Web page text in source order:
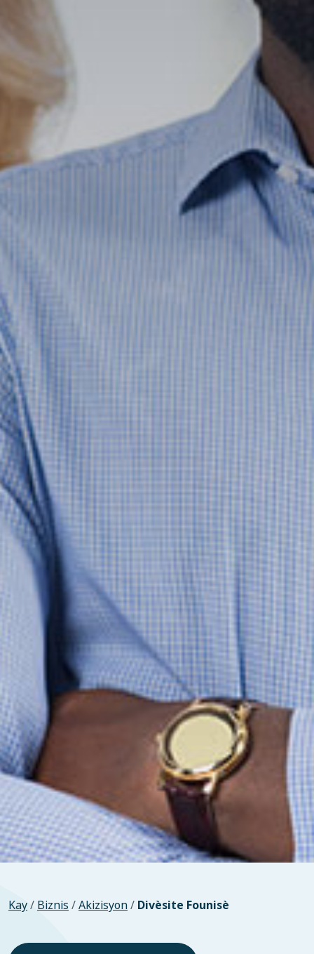
Kay/ Biznis /Akizisyon/ Divèsite Founisè